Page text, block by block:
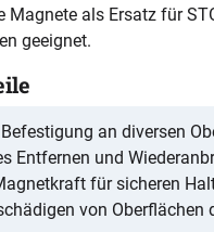
Magnete als Ersatz für
geeignet.
an diversen
Entfernen und
für sicheren
von Oberflächen